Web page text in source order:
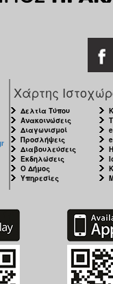
Χάρτης
Δελτία Τύπου
Ανακοινώσεις
Διαγωνισμοί
Προσλήψεις
Διαβουλεύσεις
Εκδηλώσεις
Ο Δήμος
Υπηρεσίες